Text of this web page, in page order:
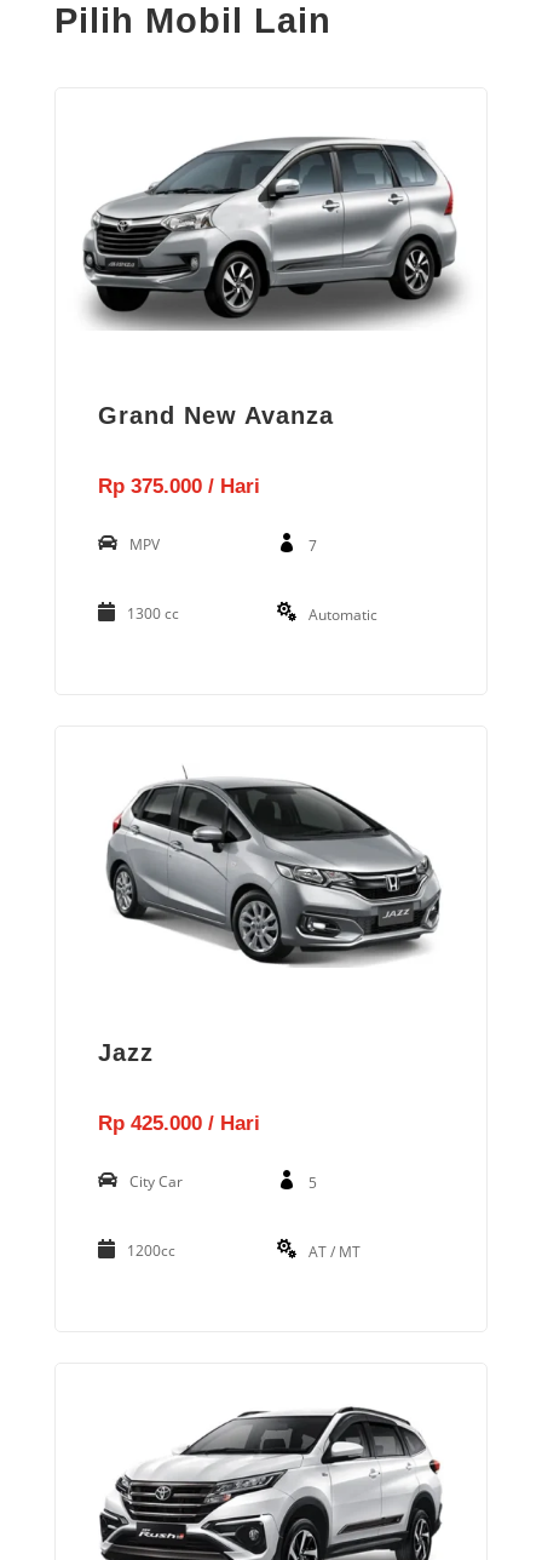
Pilih Mobil Lain
Grand New Avanza
Rp 375.000 / Hari
MPV 7
1300 cc Automatic
Jazz
Rp 425.000 / Hari
City Car 5
1200cc AT / MT